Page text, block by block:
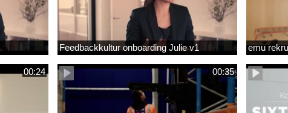
Feedbackkultur onboarding Julie v1 emu
00:24 00:35